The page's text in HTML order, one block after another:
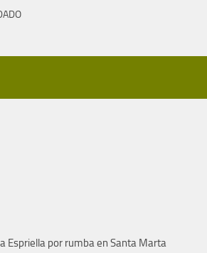
Espriella por rumba en Santa Marta